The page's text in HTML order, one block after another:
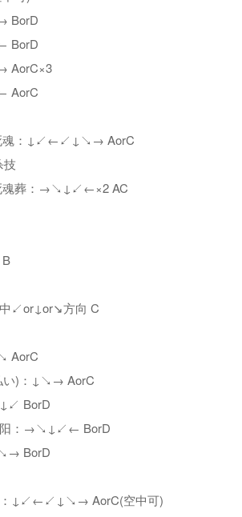
BorD
BorD
AorC
魂：↓↙←↙↓↘→ AorC
葬：→↘↓↙←×2 AC
↙or↓or↘方向 C
AorC
)：↓↘→ AorC
BorD
：→↘↓↙← BorD
BorD
↓↙←↙↓↘→ AorC(空中可)